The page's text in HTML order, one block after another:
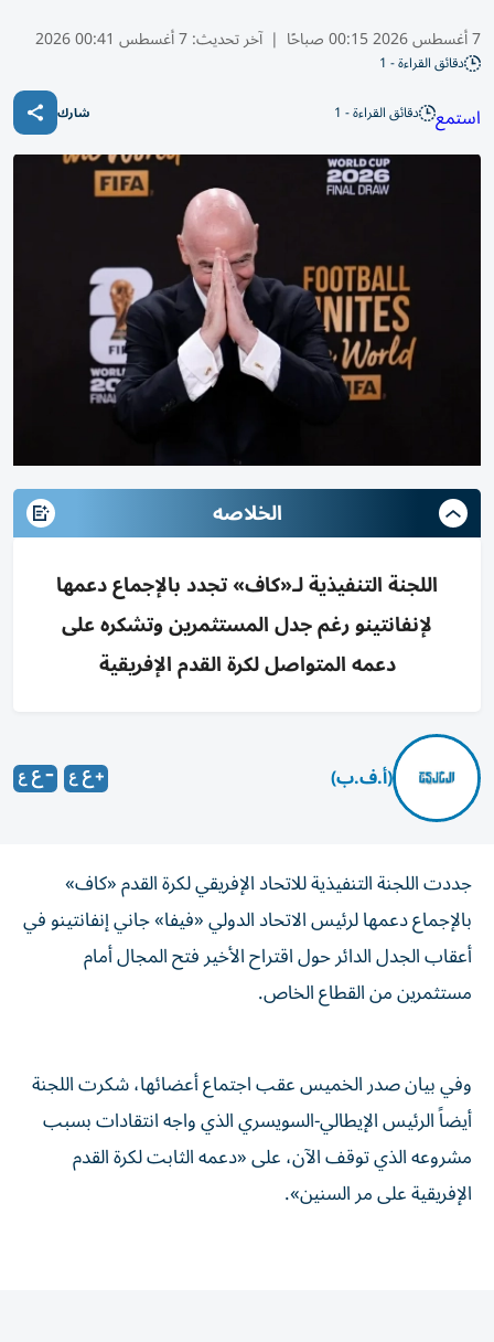
7 أغسطس 2026 00:15 صباحًا | آخر تحديث:7 أغسطس 00:41 2026
دقائق القراءة - 1
استمع دقائق القراءة - 1 شارك
الخلاصه
اللجنة التنفيذية لـ«كاف» تجدد بالإجماع دعمها
لإنفانتينو رغم جدل المستثمرين وتشكره على
دعمه المتواصل لكرة القدم الإفريقية
(أ.ف.ب)
جددت اللجنة التنفيذية للاتحاد الإفريقي لكرة القدم «كاف»
بالإجماع دعمها لرئيس الاتحاد الدولي «فيفا» جاني إنفانتينو في
أعقاب الجدل الدائر حول اقتراح الأخير فتح المجال أمام
مستثمرين من القطاع الخاص.
وفي بيان صدر الخميس عقب اجتماع أعضائها، شكرت اللجنة
أيضاً الرئيس الإيطالي-السويسري الذي واجه انتقادات بسبب
مشروعه الذي توقف الآن، على «دعمه الثابت لكرة القدم
الإفريقية على مر السنين».